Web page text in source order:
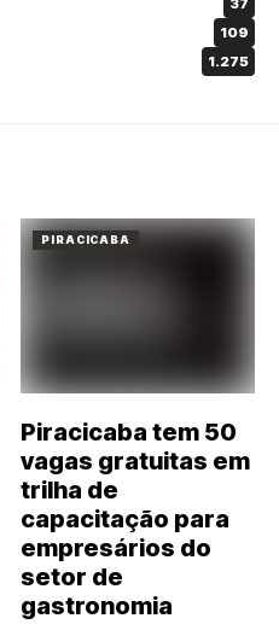
109
1.275
PIRACICABA
Piracicaba tem 50
vagas gratuitas em
trilha de
capacitação para
empresários do
setor de
gastronomia